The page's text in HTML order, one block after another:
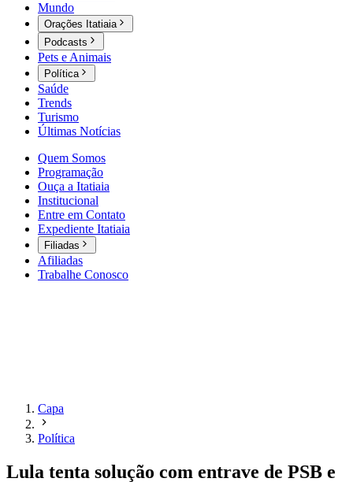
Mundo
Orações Itatiaia
Podcasts
Pets e Animais
Política
Saúde
Trends
Turismo
Últimas Notícias
Quem Somos
Programação
Ouça a Itatiaia
Institucional
Entre em Contato
Expediente Itatiaia
Filiadas
Afiliadas
Trabalhe Conosco
Capa
Política
Lula tenta solução com entrave de PSB e